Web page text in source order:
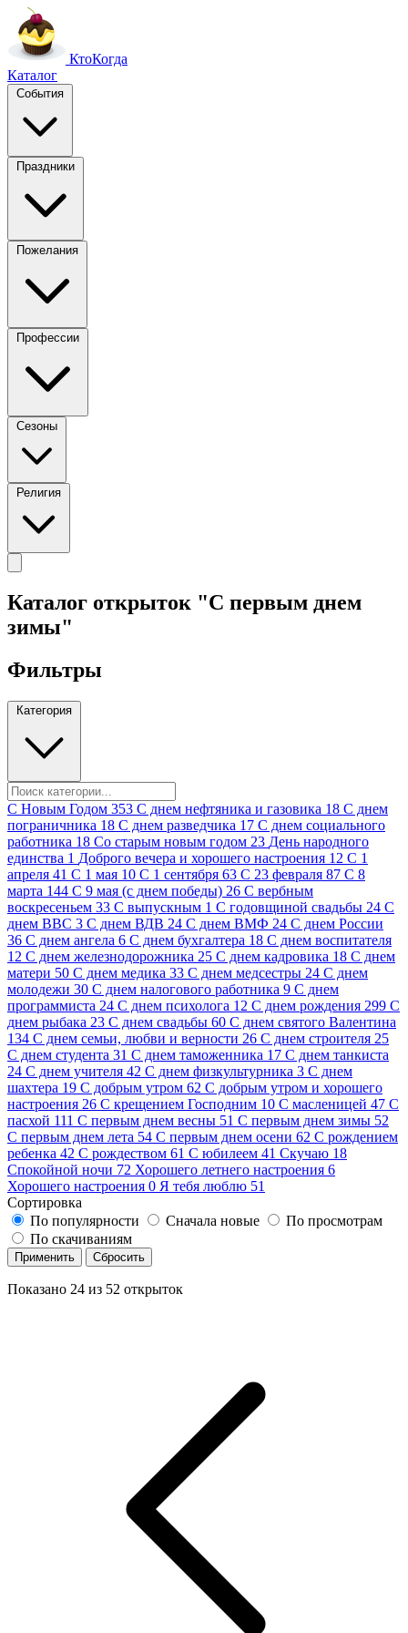
КтоКогда
Каталог
События
Праздники
Пожелания
Профессии
Сезоны
Религия
Каталог открыток "С первым днем
зимы"
Фильтры
Категория
C Новым Годом 353 C днем нефтяника и газовика 18 C днем
пограничника 18 C днем разведчика 17 C днем социального
работника 18 Cо старым новым годом 23 День народного
единства 1 Доброго вечера и хорошего настроения 12 С 1
апреля 41 С 1 мая 10 С 1 сентября 63 С 23 февраля 87 С 8
марта 144 С 9 мая (с днем победы) 26 С вербным
воскресеньем 33 С выпускным 1 С годовщиной свадьбы 24 С
днем ВВС 3 С днем ВДВ 24 С днем ВМФ 24 С днем России
36 С днем ангела 6 С днем бухгалтера 18 С днем воспитателя
12 С днем железнодорожника 25 С днем кадровика 18 С днем
матери 50 С днем медика 33 С днем медсестры 24 С днем
молодежи 30 С днем налогового работника 9 С днем
программиста 24 С днем психолога 12 С днем рождения 299 С
днем рыбака 23 С днем свадьбы 60 С днем святого Валентина
134 С днем семьи, любви и верности 26 С днем строителя 25
С днем студента 31 С днем таможенника 17 С днем танкиста
24 С днем учителя 42 С днем физкультурника 3 С днем
шахтера 19 С добрым утром 62 С добрым утром и хорошего
настроения 26 С крещением Господним 10 С масленицей 47 С
пасхой 111 С первым днем весны 51 С первым днем зимы 52
С первым днем лета 54 С первым днем осени 62 С рождением
ребенка 42 С рождеством 61 С юбилеем 41 Скучаю 18
Спокойной ночи 72 Хорошего летнего настроения 6
Хорошего настроения 0 Я тебя люблю 51
Сортировка
По популярности
Сначала новые
По просмотрам
По скачиваниям
Применить Сбросить
Показано 24 из 52 открыток